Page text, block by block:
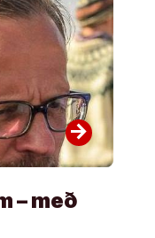
arrow_forward
– með